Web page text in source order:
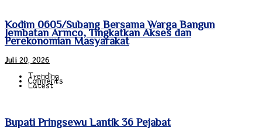
Kodim 0605/Subang Bersama Warga Bangun
Jembatan Armco, Tingkatkan Akses dan
Perekonomian Masyarakat
Juli 20, 2026
Trending
Comments
Latest
Bupati Pringsewu Lantik 36 Pejabat